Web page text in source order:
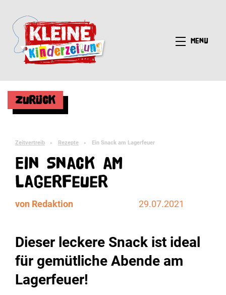
Menü
Zurück
Zeitvertreib ► Rezepte ► Ein Snack am Lagerfeuer
Ein Snack am
Lagerfeuer
von Redaktion 29.07.2021
Dieser leckere Snack ist ideal
für gemütliche Abende am
Lagerfeuer!